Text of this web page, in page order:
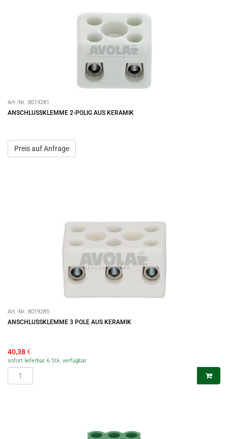
Art.-Nr.: 8019281
ANSCHLUSSKLEMME 2-POLIG AUS KERAMIK
Preis auf Anfrage
Art.-Nr.: 8019285
ANSCHLUSSKLEMME 3 POLE AUS KERAMIK
40,38€
sofort lieferbar, 6 Stk. verfügbar